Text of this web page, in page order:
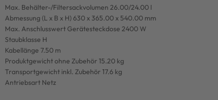
Max. Behälter-/Filtersackvolumen 26.00/24.00 l
Abmessung (L x B x H) 630 x 365.00 x 540.00 mm
Max. Anschlusswert Gerätesteckdose 2400 W
Staubklasse H
Kabellänge 7.50 m
Produktgewicht ohne Zubehör 15.20 kg
Transportgewicht inkl. Zubehör 17.6 kg
Antriebsart Netz